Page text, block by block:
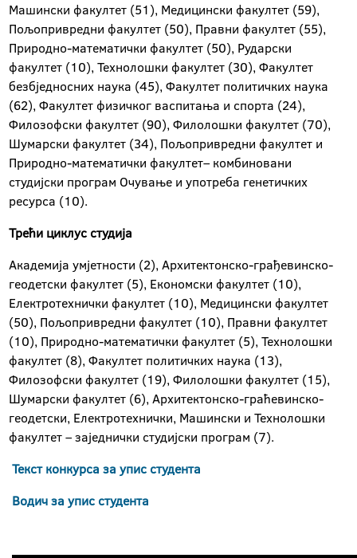
Машински факултет (51), Медицински факултет (59),
Пољопривредни факултет (50), Правни факултет (55),
Природно-математички факултет (50), Рударски
факултет (10), Технолошки факултет (30), Факултет
безбједносних наука (45), Факултет политичких наука
(62), Факултет физичког васпитања и спорта (24),
Филозофски факултет (90), Филолошки факултет (70),
Шумарски факултет (34), Пољопривредни факултет и
Природно-математички факултет– комбиновани
студијски програм Очување и употреба генетичких
ресурса (10).
Трећи циклус студија
Академија умјетности (2), Архитектонско-грађевинско-
геодетски факултет (5), Економски факултет (10),
Електротехнички факултет (10), Медицински факултет
(50), Пољопривредни факултет (10), Правни факултет
(10), Природно-математички факултет (5), Технолошки
факултет (8), Факултет политичких наука (13),
Филозофски факултет (19), Филолошки факултет (15),
Шумарски факултет (6), Архитектонско-граћевинско-
геодетски, Електротехнички, Машински и Технолошки
факултет – заједнички студијски програм (7).
Текст конкурса за упис студента
Водич за упис студента